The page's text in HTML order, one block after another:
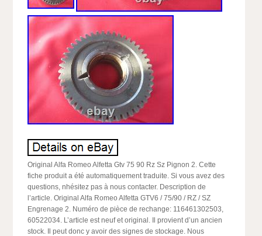
Original Alfa Romeo Alfetta Gtv 75 90 Rz Sz Pignon 2. Cette
fiche produit a été automatiquement traduite. Si vous avez des
questions, nhésitez pas à nous contacter. Description de
l’article. Original Alfa Romeo Alfetta GTV6 / 75/90 / RZ / SZ
Engrenage 2. Numéro de pièce de rechange: 116461302503,
60522034. L’article est neuf et original. Il provient d’un ancien
stock. Il peut donc y avoir des signes de stockage. Nous